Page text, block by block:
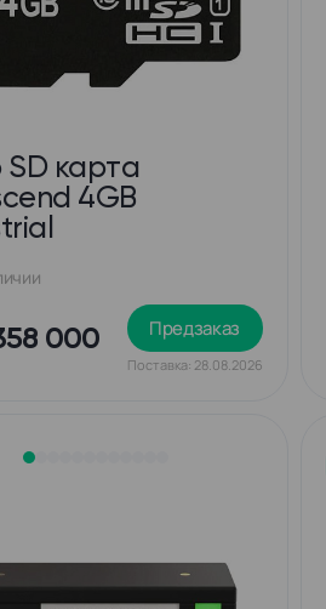
SD карта
4GB
000 Предзаказ
Поставка: 28.08.2026